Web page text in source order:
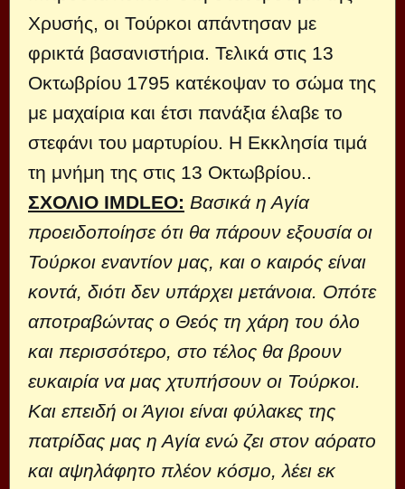
Χρυσής, οι Τούρκοι απάντησαν με
φρικτά βασανιστήρια. Τελικά στις 13
Οκτωβρίου 1795 κατέκοψαν το σώμα της
με μαχαίρια και έτσι πανάξια έλαβε το
στεφάνι του μαρτυρίου. Η Εκκλησία τιμά
τη μνήμη της στις 13 Οκτωβρίου..
ΣΧΟΛΙΟ IMDLEO: Βασικά η Αγία
προειδοποίησε ότι θα πάρουν εξουσία οι
Τούρκοι εναντίον μας, και ο καιρός είναι
κοντά, διότι δεν υπάρχει μετάνοια. Οπότε
αποτραβώντας ο Θεός τη χάρη του όλο
και περισσότερο, στο τέλος θα βρουν
ευκαιρία να μας χτυπήσουν οι Τούρκοι.
Και επειδή οι Άγιοι είναι φύλακες της
πατρίδας μας η Αγία ενώ ζει στον αόρατο
και αψηλάφητο πλέον κόσμο, λέει εκ